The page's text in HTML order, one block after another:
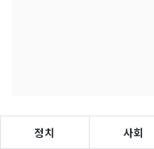
정치 사회